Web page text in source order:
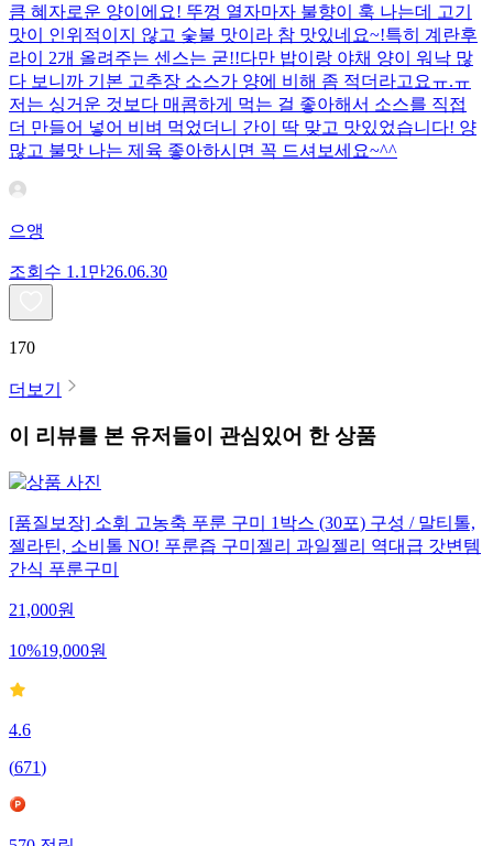
큼 혜자로운 양이에요! 뚜껑 열자마자 불향이 훅 나는데 고기
맛이 인위적이지 않고 숯불 맛이라 참 맛있네요~!특히 계란후
라이 2개 올려주는 센스는 굳!! ​다만 밥이랑 야채 양이 워낙 많
다 보니까 기본 고추장 소스가 양에 비해 좀 적더라고요ㅠ.ㅠ
저는 싱거운 것보다 매콤하게 먹는 걸 좋아해서 소스를 직접
더 만들어 넣어 비벼 먹었더니 간이 딱 맞고 맛있었습니다! 양
많고 불맛 나는 제육 좋아하시면 꼭 드셔보세요~^^
으앵
조회수 1.1만26.06.30
170
더보기
이 리뷰를 본 유저들이 관심있어 한 상품
[품질보장] 소휘 고농축 푸룬 구미 1박스 (30포) 구성 / 말티톨,
젤라틴, 소비톨 NO! 푸룬즙 구미젤리 과일젤리 역대급 갓변템
간식 푸룬구미
21,000원
10%19,000원
4.6
(671)